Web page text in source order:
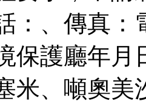
：、傳真：
保護廳年月
米、噸奧美